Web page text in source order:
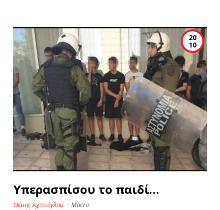
20
10
Υπερασπίσου το παιδί…
Θέμης Αχτσιόγλου · Macro